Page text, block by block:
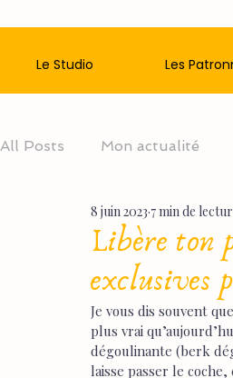
Le Studio Les
All Posts Mon actualité
Libère ton
exclusives
8 juin 2023 7 min de
Je vous dis souvent
plus vrai
dégoulinante (berk
laisse passer le coche,